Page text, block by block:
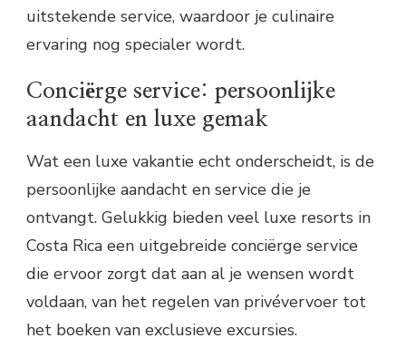
uitstekende service, waardoor je culinaire
ervaring nog specialer wordt.
Conciërge service: persoonlijke
aandacht en luxe gemak
Wat een luxe vakantie echt onderscheidt, is de
persoonlijke aandacht en service die je
ontvangt. Gelukkig bieden veel luxe resorts in
Costa Rica een uitgebreide conciërge service
die ervoor zorgt dat aan al je wensen wordt
voldaan, van het regelen van privévervoer tot
het boeken van exclusieve excursies.